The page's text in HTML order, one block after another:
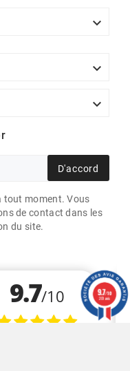
POUR



D'accord
tout moment. Vous
de contact dans les
du site.
9.7/10
201 avis